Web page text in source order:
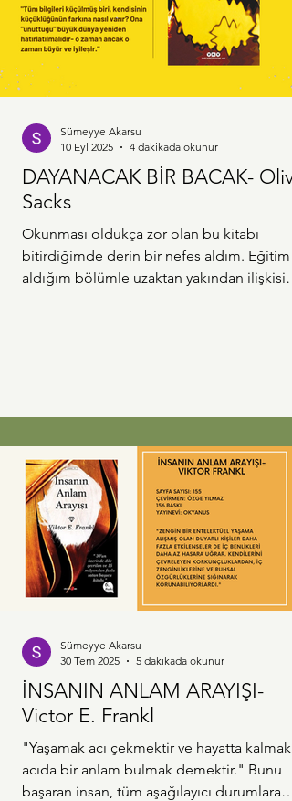
DAYANACAK BİR BACAK-
Sacks
Okunması oldukça zor olan bu kitabı
bitirdiğimde derin bir nefes aldım. Eğitim
aldığım bölümle uzaktan yakından ilişkisi
Sümeyye Akarsu
10 Eyl 2025
4 dakikada okunur
İNSANIN ANLAM ARAYIŞI-
Victor E. Frankl
"Yaşamak acı çekmektir ve hayatta kalmak
acıda bir anlam bulmak demektir." Bunu
başaran insan, tüm aşağılayıcı durumlara
Sümeyye Akarsu
30 Tem 2025
5 dakikada okunur